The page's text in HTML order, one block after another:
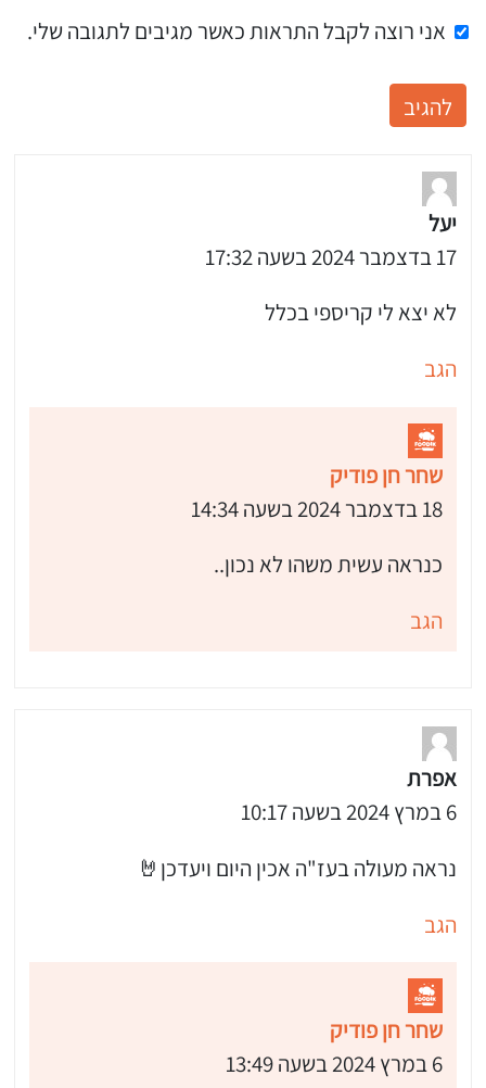
כמנויים ותלחצו על הפעמון תקבלו התראה לטלפון הנייד ברגע שעולה מתכון חדש לערוץ,
אני רוצה לקבל התראות כאשר מגיבים לתגובה שלי.
יעל
17 בדצמבר 2024 בשעה 17:32
לא יצא לי קריספי בכלל
הגב
שחר חן פודיק
18 בדצמבר 2024 בשעה 14:34
כנראה עשית משהו לא נכון..
הגב
אפרת
6 במרץ 2024 בשעה 10:17
נראה מעולה בעז"ה אכין היום ויעדכן🤘
הגב
שחר חן פודיק
6 במרץ 2024 בשעה 13:49